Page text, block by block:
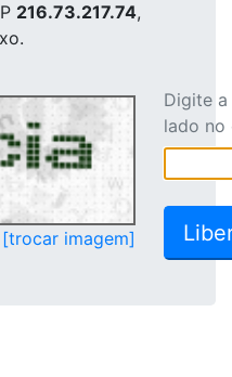
216.73.217.74,
[trocar imagem]
Digite
lado no